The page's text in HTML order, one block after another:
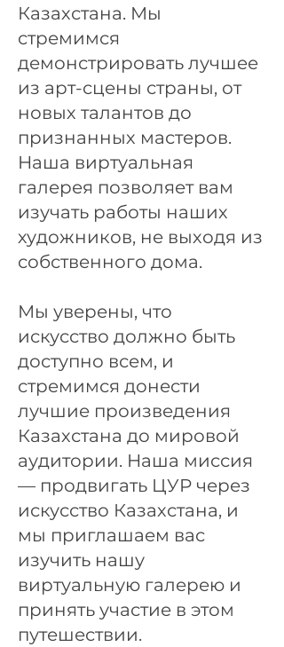
Казахстана. Мы
стремимся
демонстрировать лучшее
из арт-сцены страны, от
новых талантов до
признанных мастеров.
Наша виртуальная
галерея позволяет вам
изучать работы наших
художников, не выходя из
собственного дома.
Мы уверены, что
искусство должно быть
доступно всем, и
стремимся донести
лучшие произведения
Казахстана до мировой
аудитории. Наша миссия
— продвигать ЦУР через
искусство Казахстана, и
мы приглашаем вас
изучить нашу
виртуальную галерею и
принять участие в этом
путешествии.